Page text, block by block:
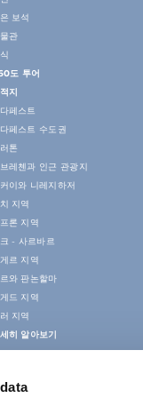
보석
관
도 투어
지
페스트
페스트 수도권
톤
레첸과 인근 관광지
이와 니레지하저
지역
론 지역
- 사르바르
르 지역
와 판논할마
드 지역
지역
히 알아보기